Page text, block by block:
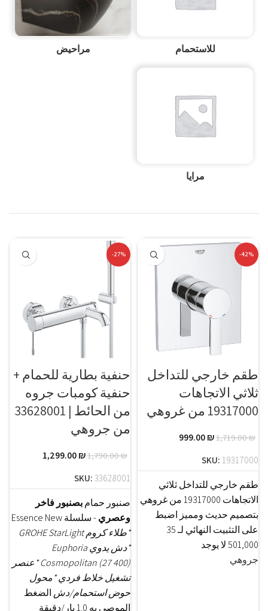
للاستحمام مراحيض
مرايا
-42%
طقم خارجي للتداخل
ثلاثي الاتجاهات
19317000 من غروهي
جروهي
1,719.00₪
999.00₪
SKU: 19317000
طقم خارجي للتداخل ثلاثي
الاتجاهات 19317000 من غروهي
بتصميم حديث ومميز اضبط
على التثبيت النهائي لـ 35
501,000 لا يوجد
-27%
حنفية بطارية للحمام +
حنفية كومبات جروه
من الحائط | 33628001
من جروهي
1,790.00₪
1,299.00₪
SKU: 33628001
صنبور حمامبصنبور فاخر
وعصري- سلسلة Essence New
*طلاء كروم GROHE StarLight
*دش يدوي Euphoria
Cosmopolitan (27 400) *عنصر
تشغيل خلاط فردي*محول
حوض استحمام/دش الضغط
الموصى به 1.0 بار/دقيقة